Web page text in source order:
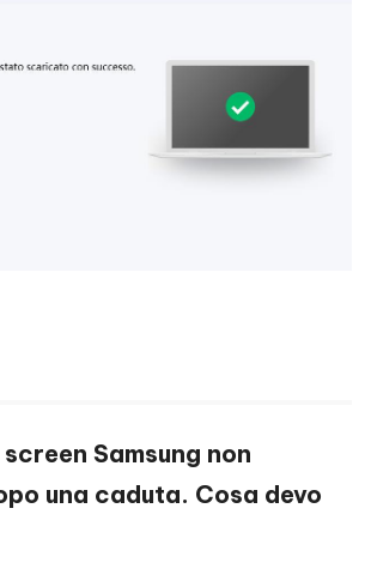
Samsung non
una caduta. Cosa devo